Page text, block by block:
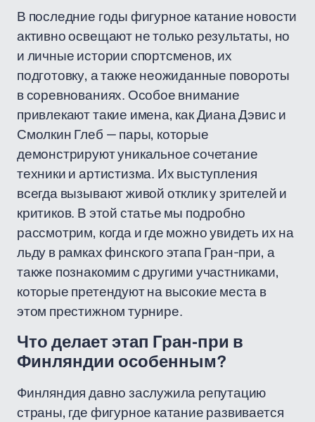
В последние годы фигурное катание новости
активно освещают не только результаты, но
и личные истории спортсменов, их
подготовку, а также неожиданные повороты
в соревнованиях. Особое внимание
привлекают такие имена, как Диана Дэвис и
Смолкин Глеб — пары, которые
демонстрируют уникальное сочетание
техники и артистизма. Их выступления
всегда вызывают живой отклик у зрителей и
критиков. В этой статье мы подробно
рассмотрим, когда и где можно увидеть их на
льду в рамках финского этапа Гран-при, а
также познакомим с другими участниками,
которые претендуют на высокие места в
этом престижном турнире.
Что делает этап Гран-при в
Финляндии особенным?
Финляндия давно заслужила репутацию
страны, где фигурное катание развивается